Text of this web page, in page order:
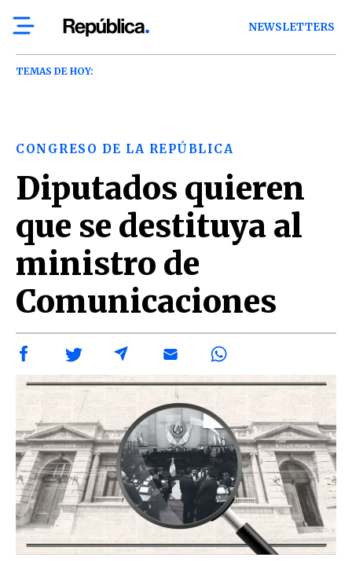
NEWSLETTERS
TEMAS DE HOY:
CONGRESO DE LA REPÚBLICA
Diputados quieren
que se destituya al
ministro de
Comunicaciones